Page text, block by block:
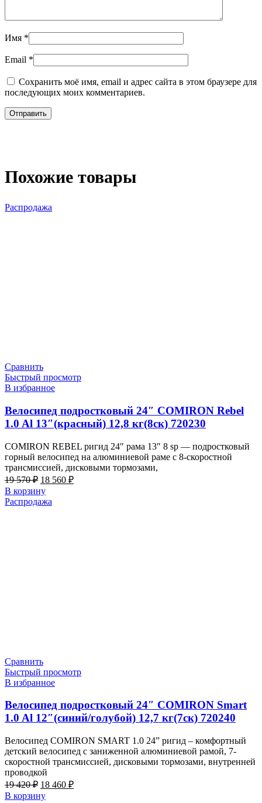
Имя *
Email *
Сохранить моё имя, email и адрес сайта в этом браузере для
последующих моих комментариев.
Похожие товары
Распродажа
Сравнить
Быстрый просмотр
В избранное
Велосипед подростковый 24″ COMIRON Rebel
1.0 Al 13″(красный) 12,8 кг(8ск) 720230
COMIRON REBEL ригид 24″ рама 13″ 8 sp — подростковый
горный велосипед на алюминиевой раме с 8-скоростной
трансмиссией, дисковыми тормозами,
19 570₽ Первоначальная
цена
составляла
19
18 560 ₽Текущая
В корзину
Распродажа
Сравнить
Быстрый просмотр
В избранное
Велосипед подростковый 24″ COMIRON Smart
1.0 Al 12″(синий/голубой) 12,7 кг(7ск) 720240
Велосипед COMIRON SMART 1.0 24” ригид – комфортный
детский велосипед с заниженной алюминиевой рамой, 7-
скоростной трансмиссией, дисковыми тормозами, внутренней
проводкой
19 420₽ Первоначальная
цена
18 460 ₽Текущая
В корзину